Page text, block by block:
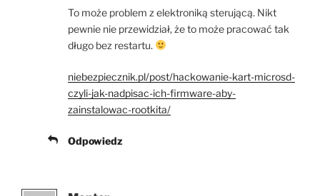
To może problem z elektroniką sterującą. Nikt
pewnie nie przewidział, że to może pracować tak
długo bez restartu.
niebezpiecznik.pl/post/hackowanie-kart-microsd-
czyli-jak-nadpisac-ich-firmware-aby-
zainstalowac-rootkita/
Odpowiedz